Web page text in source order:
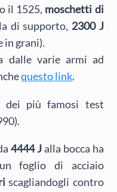
il 1525, moschetti di
di supporto, 2300 J
in grani).
dalle varie armi ad
questo link.
dei più famosi test
4444 Jalla bocca ha
foglio di acciaio
scagliandogli contro